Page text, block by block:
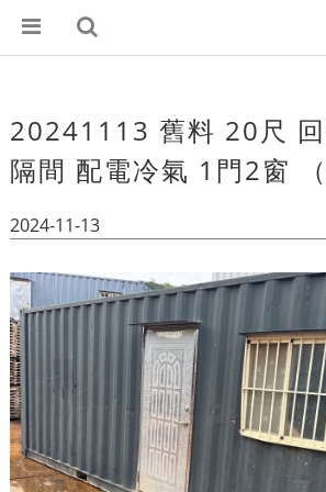
20241113 舊料 20尺
隔間 配電冷氣 1門2窗 （
2024-11-13